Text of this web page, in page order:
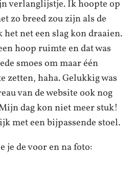
verlanglijstje. Ik hoopte op
zo breed zou zijn als de
het net een slag kon draaien.
hoop ruimte en dat was
smoes om maar één
zetten, haha. Gelukkig was
van de website ook nog
dag kon niet meer stuk!
met een bijpassende stoel.
je de voor en na foto: